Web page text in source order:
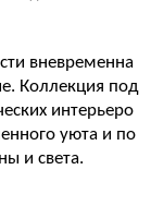
вневременна
Коллекция под
интерьеро
уюта и по
и света.